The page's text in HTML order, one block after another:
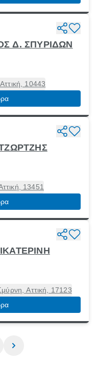
Δ. ΣΠΥΡΙΔΩΝ
10443
13451
Αττική, 17123